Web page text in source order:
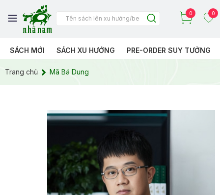
0 0
SÁCH MỚI SÁCH XU HƯỚNG PRE-ORDER SUY TƯỞNG
Trang chủ Mã Bá Dung